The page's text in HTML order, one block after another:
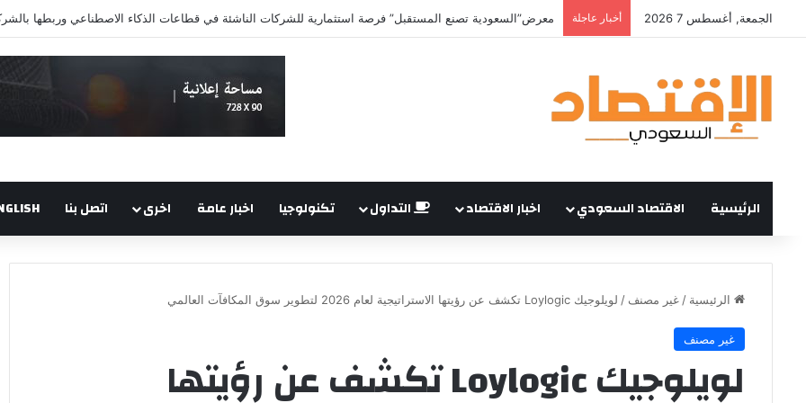
الجمعة, أغسطس 7 2026 أخبار عاجلة
الرئيسية الاقتصاد السعودي اخبار الاقتصاد التداول تكنولوجيا اخبار عامة اخرى اتصل بنا
الرئيسية / غير مصنف / لويلوجيك Loylogic تكشف عن رؤيتها الاستراتيجية لعام 2026 لتطوير سوق المكافآت العالمي
غير مصنف
لويلوجيك Loylogic تكشف عن رؤيتها